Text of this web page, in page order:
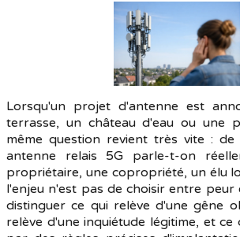
Lorsqu'un projet d'antenne est
terrasse, un château d'eau ou une
même question revient très vite : de
antenne relais 5G parle-t-on
propriétaire, une copropriété, un élu
l'enjeu n'est pas de choisir entre peur
distinguer ce qui relève d'une gêne
relève d'une inquiétude légitime, et